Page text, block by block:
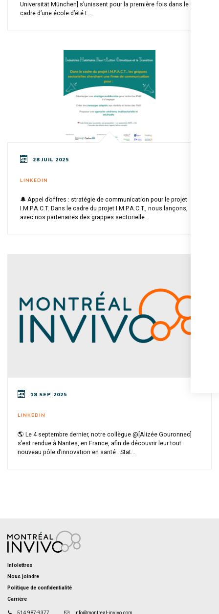
Universität München] s’unissent pour la première fois dans le
cadre d’une école d’été t...
28 JUIL 2025
LINKEDIN
🔔 Appel d’offres : stratégie de communication pour le projet
I.M.P.A.C.T. Dans le cadre du projet I.M.P.A.C.T., nous lançons,
avec nos partenaires des grappes sectorielle...
18 SEP 2025
LINKEDIN
🌎 Le 4 septembre dernier, notre collègue @[Alizée Gouronnec]
s’est rendue à Nantes, en France, afin de découvrir leur tout
nouveau pôle d’innovation en santé : Stat...
Infolettres
Nous joindre
Politique de confidentialité
Carrière
514 987-9377 info@montreal-invivo.com